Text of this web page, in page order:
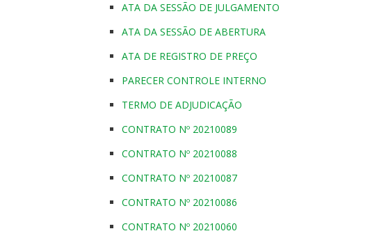
ATA DA SESSÃO DE JULGAMENTO
ATA DA SESSÃO DE ABERTURA
ATA DE REGISTRO DE PREÇO
PARECER CONTROLE INTERNO
TERMO DE ADJUDICAÇÃO
CONTRATO Nº 20210089
CONTRATO Nº 20210088
CONTRATO Nº 20210087
CONTRATO Nº 20210086
CONTRATO Nº 20210060